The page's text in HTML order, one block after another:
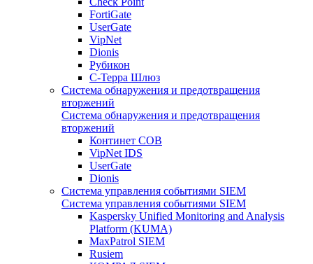
FortiGate
UserGate
VipNet
Dionis
Рубикон
С-Терра Шлюз
Система обнаружения и предотвращения
вторжений
Система обнаружения и предотвращения
вторжений
Континет СОВ
VipNet IDS
UserGate
Dionis
Система управления событиями SIEM
Система управления событиями SIEM
Kaspersky Unified Monitoring and Analysis
Platform (KUMA)
MaxPatrol SIEM
Rusiem